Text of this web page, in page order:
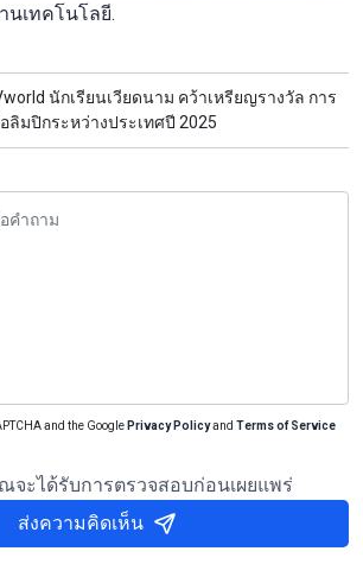
นเทคโนโลยี.
นักเรียนเวียดนาม คว้าเหรียญรางวัล การ
มปิกระหว่างประเทศปี 2025
and the Google Privacy Policyand Terms of Service
ะได้รับการตรวจสอบก่อนเผยแพร่
ส่งความคิดเห็น